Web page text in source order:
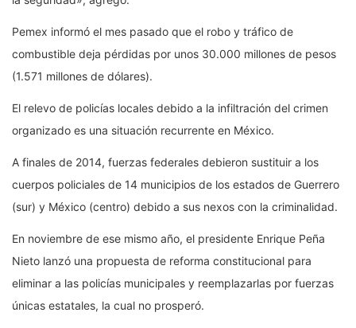
Pemex informó el mes pasado que el robo y tráfico de
combustible deja pérdidas por unos 30.000 millones de pesos
(1.571 millones de dólares).
El relevo de policías locales debido a la infiltración del crimen
organizado es una situación recurrente en México.
A finales de 2014, fuerzas federales debieron sustituir a los
cuerpos policiales de 14 municipios de los estados de Guerrero
(sur) y México (centro) debido a sus nexos con la criminalidad.
En noviembre de ese mismo año, el presidente Enrique Peña
Nieto lanzó una propuesta de reforma constitucional para
eliminar a las policías municipales y reemplazarlas por fuerzas
únicas estatales, la cual no prosperó.